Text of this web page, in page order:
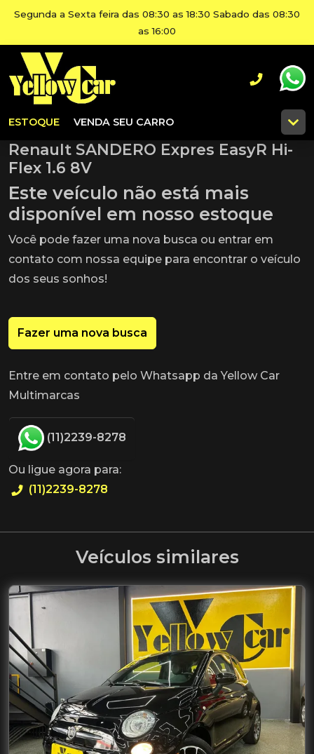
Segunda a Sexta feira das 08:30 as 18:30 Sabado das 08:30
as 16:00
ESTOQUE VENDA SEU CARRO
Renault SANDERO Expres EasyR Hi-
Flex 1.6 8V
Este veículo não está mais
disponível em nosso estoque
Você pode fazer uma nova busca ou entrar em
contato com nossa equipe para encontrar o veículo
dos seus sonhos!
Fazer uma nova busca
Entre em contato pelo Whatsapp da Yellow Car
Multimarcas
(11)2239-8278
Ou ligue agora para:
(11)2239-8278
Veículos similares